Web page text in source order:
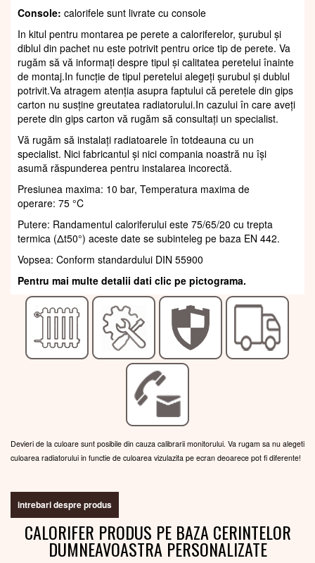
Console: calorifele sunt livrate cu console
In kitul pentru montarea pe perete a caloriferelor, șurubul și
diblul din pachet nu este potrivit pentru orice tip de perete. Va
rugăm să vă informați despre tipul și calitatea peretelui înainte
de montaj.In funcție de tipul peretelui alegeți șurubul și dublul
potrivit.Va atragem atenția asupra faptului că peretele din gips
carton nu susține greutatea radiatorului.In cazului în care aveți
perete din gips carton vă rugăm să consultați un specialist.
Vă rugăm să instalați radiatoarele în totdeauna cu un
specialist. Nici fabricantul și nici compania noastră nu își
asumă răspunderea pentru instalarea incorectă.
Presiunea maxima: 10 bar, Temperatura maxima de
operare: 75 °C
Putere: Randamentul caloriferului este 75/65/20 cu trepta
termica (Δt50°) aceste date se subinteleg pe baza EN 442.
Vopsea: Conform standardului DIN 55900
Pentru mai multe detalii dati clic pe pictograma.
Devieri de la culoare sunt posibile din cauza calibrarii monitorului. Va rugam sa nu alegeti
culoarea radiatorului in functie de culoarea vizulazita pe ecran deoarece pot fi diferente!
intrebari despre produs
CALORIFER PRODUS PE BAZA CERINTELOR
DUMNEAVOASTRA PERSONALIZATE